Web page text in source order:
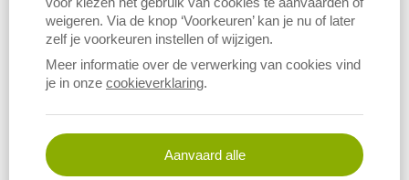
Onderstaande figuur geeft de vier inkomensindicatoren weer voor
de periode 2012-2024 en dit uitgedrukt per VAK of per FAK.
Opvallend is dat het factorinkomen pervoltijdse arbeidskracht
voor de tuinbouwbedrijven steeds lager ligt dan voor de
landbouwbedrijven, terwijl het factorinkomen per bedrijf in de
tuinbouw aanzienlijk hoger is dan in de landbouw. De verklaring
ligt in het grote verschil in het aantal VAK. Dit bedraagt 6,7 in de
tuinbouw, waarvan 4,8 afkomstig van externe arbeid, tegenover 1,8
weigeren. Via de knop ‘Voorkeuren’ kan je nu of later
zelf je voorkeuren instellen of wijzigen.
Meer informatie over de verwerking van cookies vind
je in onze cookieverklaring.
Aanvaard alle